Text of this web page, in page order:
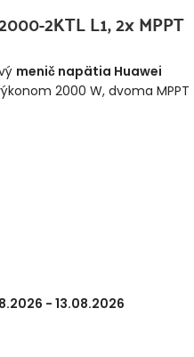
2KTL L1, 2x MPPT
menič napätia Huawei
2000 W, dvoma MPPT
- 13.08.2026